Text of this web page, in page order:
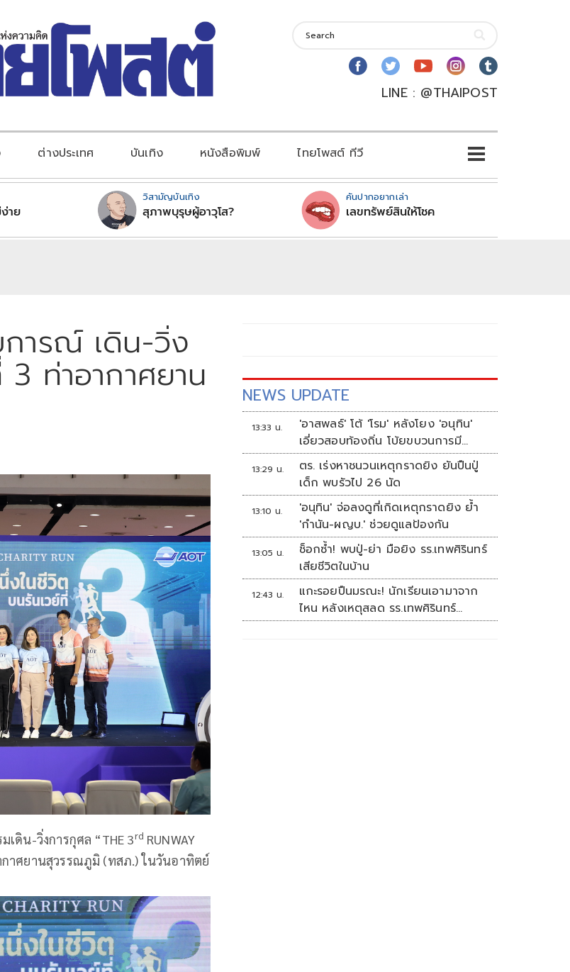
LINE : @THAIPOST
ต่างประเทศ บันเทิง หนังสือพิมพ์ ไทยโพสต์ ทีวี
าย
วิสามัญบันเทิง
สุภาพบุรุษผู้อาวุโส?
คันปากอยากเล่า
เลขทรัพย์สินให้โชค
การณ์ เดิน-วิ่ง
ท่าอากาศยาน
ดิน-วิ่งการกุศล “THE 3rd RUNWAY
ากาศยานสุวรรณภูมิ (ทสภ.) ในวันอาทิตย์
NEWS UPDATE
13:33 น.
'อาสพลธ์' โต้ 'โรม' หลังโยง 'อนุทิน'
เอี่ยวสอบท้องถิ่น โบ้ยขบวนการมี
ตั้งแต่ปี 62-64
13:29 น.
ตร. เร่งหาชนวนเหตุกราดยิง ยันปืนปู่
เด็ก พบรัวไป 26 นัด
13:10 น.
'อนุทิน' จ่อลงดูที่เกิดเหตุกราดยิง ย้ำ
'กำนัน-ผญบ.' ช่วยดูแลป้องกัน
13:05 น.
ช็อกซ้ำ! พบปู่-ย่า มือยิง รร.เทพศิรินทร์
เสียชีวิตในบ้าน
12:43 น.
แกะรอยปืนมรณะ! นักเรียนเอามาจาก
ไหน หลังเหตุสลด รร.เทพศิรินทร์
นนทบุรี